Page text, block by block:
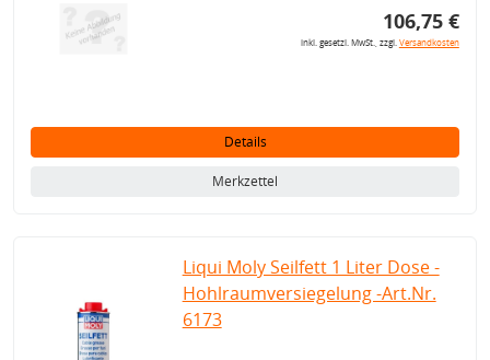
106,75 €
inkl. gesetzl. MwSt., zzgl.Versandkosten
Details
Merkzettel
Liqui Moly Seilfett 1 Liter Dose -
Hohlraumversiegelung -Art.Nr.
6173